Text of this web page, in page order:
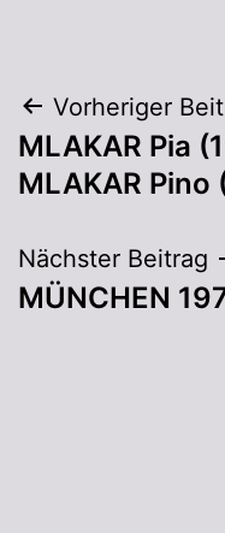
Vorheriger
MLAKAR Pia
MLAKAR Pino
Nächster Beitrag
MÜNCHEN